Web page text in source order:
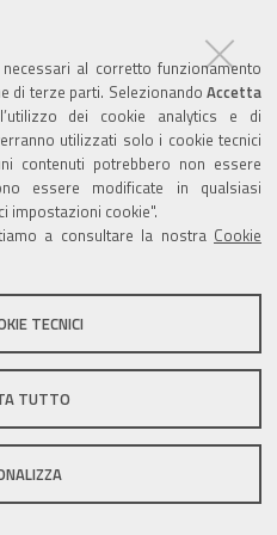
al corretto funzionamento
di terze parti. Selezionando Accetta
dei cookie analytics e di
utilizzati solo i cookie tecnici
contenuti potrebbero non essere
essere modificate in qualsiasi
impostazioni cookie".
a consultare la nostra Cookie
TECNICI
TUTTO
questo sito
di Zola Predosa